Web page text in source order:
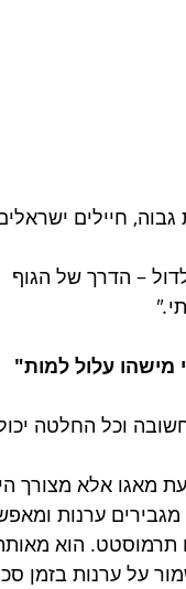
חיילים
– הדרך של הגוף
."
עלול למות"
וכל החלטה
מאגו אלא מצורך
ערנות
תרמוסטט. הוא
על ערנות